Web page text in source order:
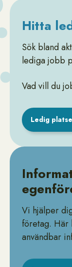
Hitta
Sök bland
lediga jobb
Vad vill du
Ledig
Vi hjälper
företag. Här
användbar